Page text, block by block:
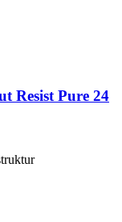
Resist Pure 24